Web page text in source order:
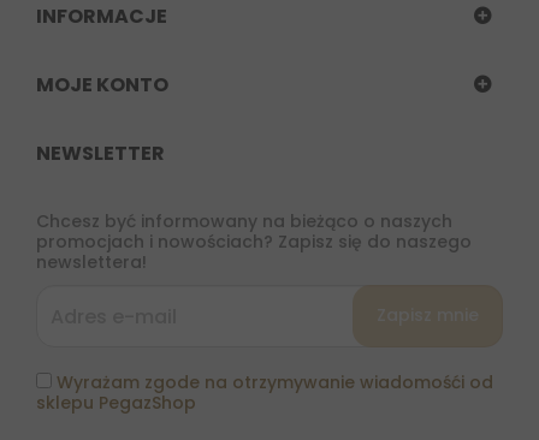
INFORMACJE
MOJE KONTO
NEWSLETTER
Chcesz być informowany na bieżąco o naszych
promocjach i nowościach? Zapisz się do naszego
newslettera!
Wyrażam zgode na otrzymywanie wiadomośći od
sklepu PegazShop